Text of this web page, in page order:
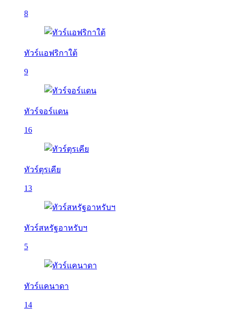
8
ทัวร์แอฟริกาใต้
9
ทัวร์จอร์แดน
16
ทัวร์ตุรเคีย
13
ทัวร์สหรัฐอาหรับฯ
5
ทัวร์แคนาดา
14